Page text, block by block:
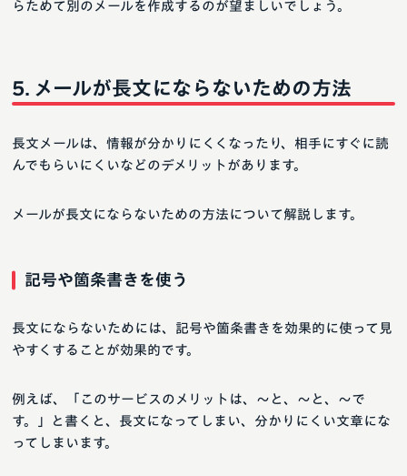
らためて別のメールを作成するのが望ましいでしょう。
メールが長文にならないための方法
長文メールは、情報が分かりにくくなったり、相手にすぐに読
んでもらいにくいなどのデメリットがあります。
メールが長文にならないための方法について解説します。
記号や箇条書きを使う
長文にならないためには、記号や箇条書きを効果的に使って見
やすくすることが効果的です。
例えば、「このサービスのメリットは、〜と、〜と、〜で
す。」と書くと、長文になってしまい、分かりにくい文章にな
ってしまいます。